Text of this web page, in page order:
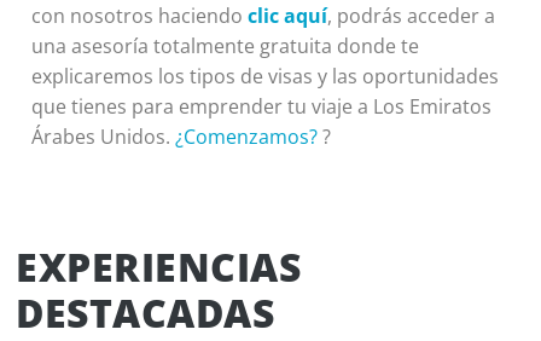
con nosotros haciendoclic aquí, podrás acceder a
una asesoría totalmente gratuita donde te
explicaremos los tipos de visas y las oportunidades
que tienes para emprender tu viaje a Los Emiratos
Árabes Unidos.¿Comenzamos??
EXPERIENCIAS
DESTACADAS